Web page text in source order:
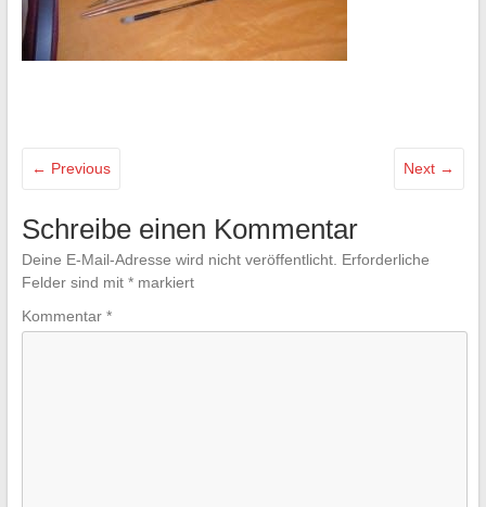
← Previous Next →
Schreibe einen Kommentar
Deine E-Mail-Adresse wird nicht veröffentlicht. Erforderliche
Felder sind mit *markiert
Kommentar *